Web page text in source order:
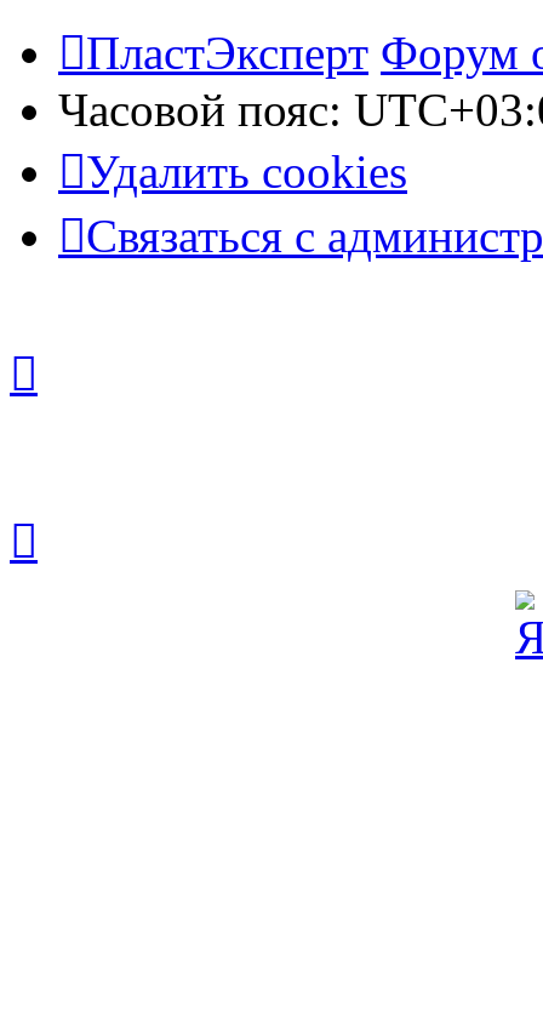
ПластЭксперт Форум
Часовой пояс:
Удалить cookies
Связаться с